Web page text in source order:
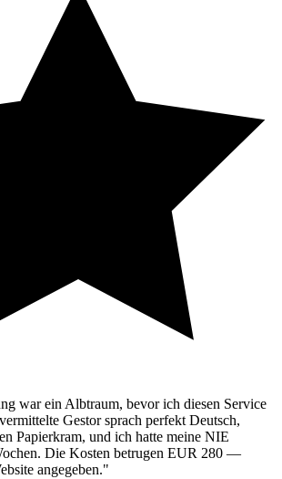
war ein Albtraum, bevor ich diesen Service
Gestor sprach perfekt Deutsch,
Papierkram, und ich hatte meine NIE
Die Kosten betrugen EUR 280 —
angegeben."